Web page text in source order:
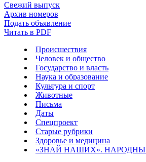
Свежий выпуск
Архив номеров
Подать объявление
Читать в PDF
Происшествия
Человек и общество
Государство и власть
Наука и образование
Культура и спорт
Животные
Письма
Даты
Спецпроект
Старые рубрики
Здоровье и медицина
«ЗНАЙ НАШИХ».